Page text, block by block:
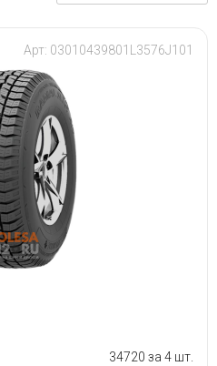
Арт: 03010439801L3576J101
34720 за 4 шт.